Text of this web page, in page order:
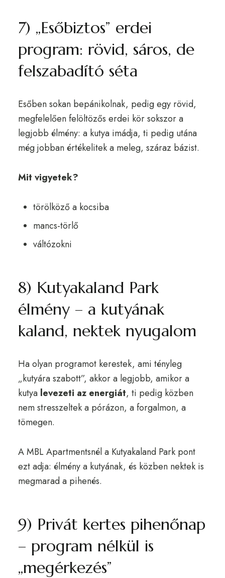
7) „Esőbiztos” erdei
program: rövid, sáros, de
felszabadító séta
Esőben sokan bepánikolnak, pedig egy rövid,
megfelelően felöltözős erdei kör sokszor a
legjobb élmény: a kutya imádja, ti pedig utána
még jobban értékelitek a meleg, száraz bázist.
Mit vigyetek?
törölköző a kocsiba
mancs-törlő
váltózokni
8) Kutyakaland Park
élmény – a kutyának
kaland, nektek nyugalom
Ha olyan programot kerestek, ami tényleg
„kutyára szabott”, akkor a legjobb, amikor a
kutya levezeti az energiát, ti pedig közben
nem stresszeltek a pórázon, a forgalmon, a
tömegen.
A MBL Apartmentsnél a Kutyakaland Park pont
ezt adja: élmény a kutyának, és közben nektek is
megmarad a pihenés.
9) Privát kertes pihenőnap
– program nélkül is
„megérkezés”